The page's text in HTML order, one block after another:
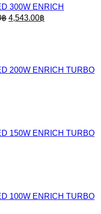
300W ENRICH
฿ Original
4,543.00฿
200W ENRICH TURBO
150W ENRICH TURBO
100W ENRICH TURBO